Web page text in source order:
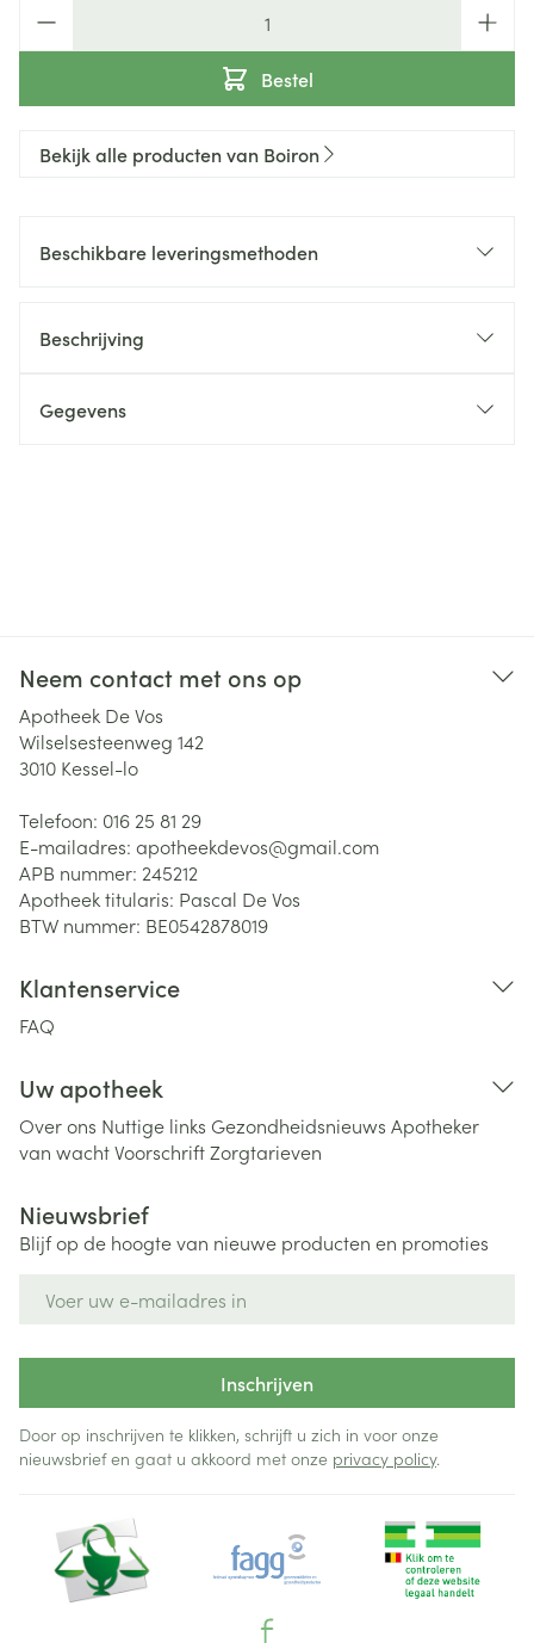
Bestel
Bekijk alle producten van Boiron
Beschikbare leveringsmethoden
Beschrijving
Gegevens
Neem contact met ons op
Apotheek De Vos
Wilselsesteenweg 142
3010 Kessel-lo
Telefoon: 016 25 81 29
E-mailadres: apotheekdevos@gmail.com
APB nummer: 245212
Apotheek titularis: Pascal De Vos
BTW nummer: BE0542878019
Klantenservice
FAQ
Uw apotheek
Over ons Nuttige links Gezondheidsnieuws Apotheker
van wachtVoorschriftZorgtarieven
Nieuwsbrief
Blijf op de hoogte van nieuwe producten en promoties
Inschrijven
Door op inschrijven te klikken, schrijft u zich in voor onze
nieuwsbrief en gaat u akkoord met onze privacy policy.